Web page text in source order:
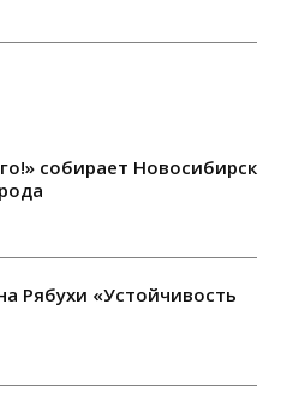
собирает Новосибирск
Рябухи «Устойчивость